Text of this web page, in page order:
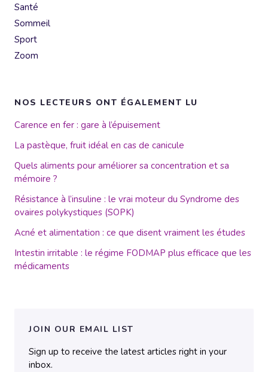
Santé
Sommeil
Sport
Zoom
NOS LECTEURS ONT ÉGALEMENT LU
Carence en fer : gare à l’épuisement
La pastèque, fruit idéal en cas de canicule
Quels aliments pour améliorer sa concentration et sa
mémoire ?
Résistance à l’insuline : le vrai moteur du Syndrome des
ovaires polykystiques (SOPK)
Acné et alimentation : ce que disent vraiment les études
Intestin irritable : le régime FODMAP plus efficace que les
médicaments
JOIN OUR EMAIL LIST
Sign up to receive the latest articles right in your
inbox.